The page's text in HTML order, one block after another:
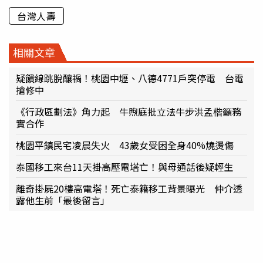
台灣人壽
相關文章
疑饋線跳脫釀禍！桃園中壢、八德4771戶突停電 台電
搶修中
《行政區劃法》角力起 牛煦庭批立法牛步洪孟楷籲務
實合作
桃園平鎮民宅凌晨失火 43歲女受困全身40%燒燙傷
泰國移工來台11天掛高壓電塔亡！與母通話後疑輕生
離奇掛屍20樓高電塔！死亡泰籍移工背景曝光 仲介透
露他生前「最後留言」